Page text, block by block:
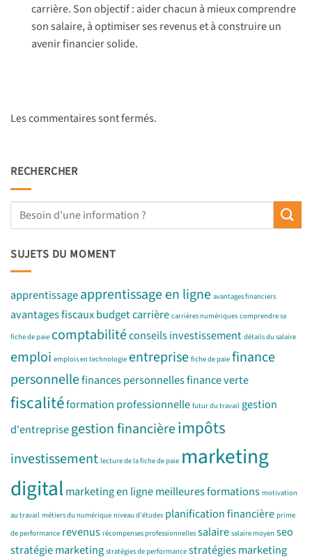
carrière. Son objectif : aider chacun à mieux comprendre
son salaire, à optimiser ses revenus et à construire un
avenir financier solide.
Les commentaires sont fermés.
RECHERCHER
SUJETS DU MOMENT
apprentissageapprentissage en ligne avantages financiers
avantages fiscauxbudgetcarrière carrières numériques comprendre sa
fiche de paie comptabilitéconseils investissement détails du salaire
emploi emplois en technologie entreprise fiche de paie finance
personnellefinances personnellesfinance verte
fiscalitéformation professionnelle futur du travail gestion
d'entreprisegestion financièreimpôts
investissement lecture de la fiche de paie marketing
digitalmarketing en lignemeilleures formations motivation
au travail métiers du numérique niveau d'études planification financière prime
de performance revenus récompenses professionnelles salaire salaire moyen seo
stratégie marketing stratégies de performance stratégies marketing